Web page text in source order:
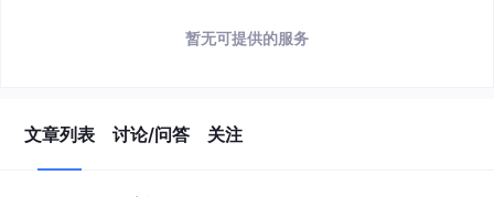
暂无可提供的服务
文章列表 讨论/问答 关注